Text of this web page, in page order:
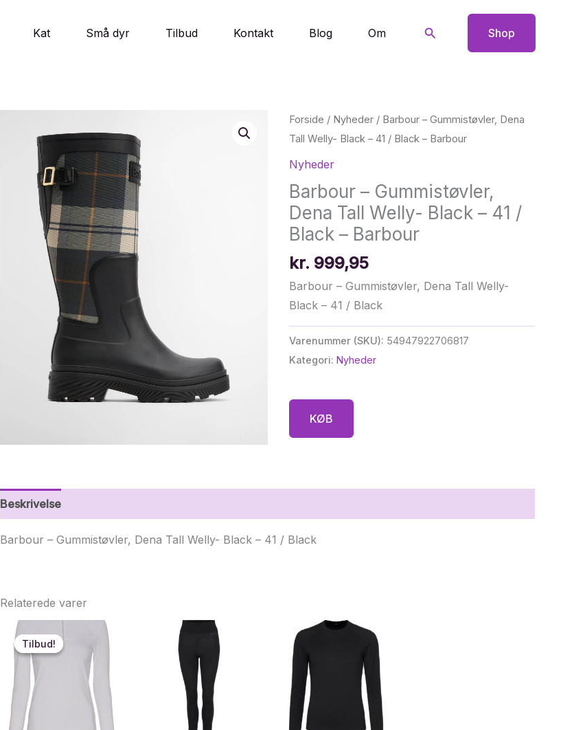
Kat Små dyr Tilbud Kontakt Blog Om Søg Shop
Forside / Nyheder/ Barbour – Gummistøvler, Dena
Tall Welly- Black – 41 / Black – Barbour
Nyheder
Barbour – Gummistøvler,
Dena Tall Welly- Black – 41 /
Black – Barbour
kr. 999,95
Barbour – Gummistøvler, Dena Tall Welly-
Black – 41 / Black
Varenummer (SKU): 54947922706817
Kategori: Nyheder
KØB
Beskrivelse
Barbour – Gummistøvler, Dena Tall Welly- Black – 41 / Black
Relaterede varer
Tilbud!
Tilbud!